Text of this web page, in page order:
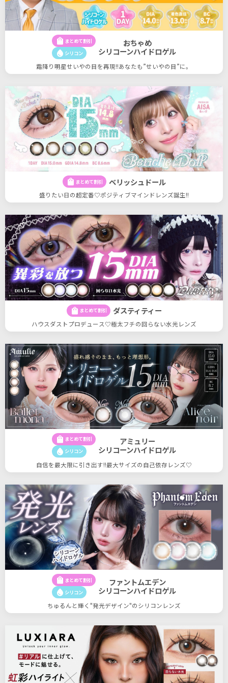
shopping_bag まとめて割引
water_drop シリコン
おちゃめ
シリコーンハイドロゲル
霜降り明星せいやの目を再現!!あなたも”せいやの目”に。
shopping_bag まとめて割引 ベリッシュドール
盛りたい日の超定番♡ポジティブマインドレンズ誕生!!
shopping_bag まとめて割引 ダスティティー
ハウスダストプロデュース♡極太フチの回らない水光レンズ
shopping_bag まとめて割引
water_drop シリコン
アミュリー
シリコーンハイドロゲル
自信を最大限に引き出す!!最大サイズの自己依存レンズ♡
shopping_bag まとめて割引
water_drop シリコン
ファントムエデン
シリコーンハイドロゲル
ちゅるんと輝く"発光デザイン"のシリコンレンズ